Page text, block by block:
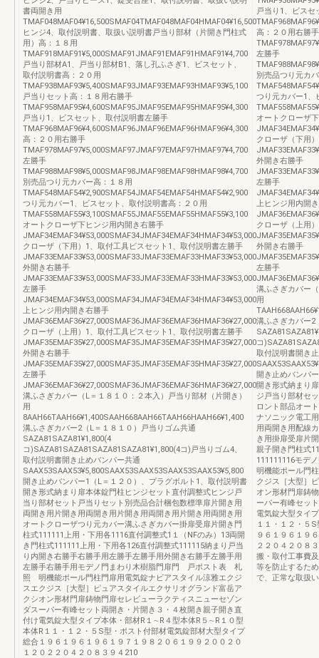
書両開き用
TMAF048MAF04¥16,500SMAF04TMAF048MAF04HMAF04¥16,500
ヒンジ4、取付説明書、取扱い説明書戸当り部材（片開き門柱式
用）高：１８用
TMAF918MAF91¥5,000SMAF91JMAF91EMAF91HMAF91¥4,700
戸当り部材A1、戸当り部材B1、落し孔ふさぎ1、ビスセット、
取付説明書高：２０用
TMAF938MAF93¥5,400SMAF93JMAF93EMAF93HMAF93¥5,100
戸当りセット高：１８用右勝手
TMAF958MAF95¥4,600SMAF95JMAF95EMAF95HMAF95¥4,300
戸当り1、ビスセット、取付説明書左勝手
TMAF968MAF96¥4,600SMAF96JMAF96EMAF96HMAF96¥4,300
高：２０用右勝手
TMAF978MAF97¥5,000SMAF97JMAF97EMAF97HMAF97¥4,700
左勝手
TMAF988MAF98¥5,000SMAF98JMAF98EMAF98HMAF98¥4,700
別売品つり元カバー高：１８用
TMAF548MAF54¥2,900SMAF54JMAF54EMAF54HMAF54¥2,900
つり元カバー1、ビスセット、取付説明書高：２０用
TMAF558MAF55¥3,100SMAF55JMAF55EMAF55HMAF55¥3,100
オートクローザ下ヒンジ用内開き右勝手
JMAF34EMAF34¥53,000SMAF34JMAF34EMAF34HMAF34¥53,000
クローザ（下用）1、取付工具ビスセット1、取付説明書左勝手
JMAF33EMAF33¥53,000SMAF33JMAF33EMAF33HMAF33¥53,000
外開き右勝手
JMAF33EMAF33¥53,000SMAF33JMAF33EMAF33HMAF33¥53,000
左勝手
JMAF34EMAF34¥53,000SMAF34JMAF34EMAF34HMAF34¥53,000
上ヒンジ用内開き右勝手
JMAF36EMAF36¥27,000SMAF36JMAF36EMAF36HMAF36¥27,000
クローザ（上用）1、取付工具ビスセット1、取付説明書左勝手
JMAF35EMAF35¥27,000SMAF35JMAF35EMAF35HMAF35¥27,000
外開き右勝手
JMAF35EMAF35¥27,000SMAF35JMAF35EMAF35HMAF35¥27,000
左勝手
JMAF36EMAF36¥27,000SMAF36JMAF36EMAF36HMAF36¥27,000
溝ふさぎカバー（L＝１８１０：２本入）戸当り部材（片開き）
用
8AAH66TAAH66¥1,400SAAH668AAH66TAAH66HAAH66¥1,400
溝ふさぎカバー2（L＝１８１０）戸当りゴム共通
SAZA81SAZA81¥1,800(4
コ)SAZA81SAZA81SAZA81SAZA81¥1,800(4コ)戸当りゴム4、
取付説明書開き止めバンパー共通
SAAX53SAAX53¥5,800SAAX53SAAX53SAAX53SAAX53¥5,800
開き止めバンパー1（L＝１２０）、プラグボルト1、取付説明書
開き形式納まり扉本体錠門柱ヒンジセット直付調整式ヒンジ戸
当り部材セット戸当りセット別売品合計梱包数標準扉片開き用
両開き用片開き用両開き用片開き用両開き用片開き用両開き用
オートクローザつり元カバー溝ふさぎカバー掛扉受扉片開き門
柱式111111上用・下用各1116直付調整式1１（NFのみ）13両開
き門柱式111111上用・下用各126直付調整式111115納まり戸当
り内開き右勝手右勝手用左勝手左勝手用外開き右勝手左勝手用
左勝手右勝手用モデノ門まわり木樹脂門扉門 戸ポスト表 札
照 明機能ポール門柱門扉用電気錠ナビアスタイル涼雅エクジ
スエクジス［大型］ピュアスタイルエクサリオグランド富岳ア
クシオン形材門扉鋳物門扉セレビューラクティスニューセゾン
ダスーパー有峰セット両開き・片開き３・４枚開き親子開き直
付け電気錠大型タイプ本体・部材R１∼R４型本体R５∼R１０型
本体R１１・１２・５S型・ポスト付部材電気錠部材大型タイプ
総合１９６１９６１９６１９７１９８２０６１９９２００２０
１２０２２０４２０８３９４210
戸当り1、ビスセ
高：２０用右勝手
左勝手
別売品つり元カ
つり元カバー1、
オートクローザ
クローザ（下用
外開き右勝手
左勝手
上ヒンジ用内開
クローザ（上用
外開き右勝手
左勝手
溝ふさぎカバー
用
溝ふさぎカバー2
コ
取付説明書開き
開き止めバンパ
開き形式納まり
ジ戸当り部材セ
ロント部品オー
ナソニック電工
用両開き用配線
き用掛扉受扉片
親子開き門柱式
111111116モ
明機能ポール門
クジス［大型］
オン形材門扉鋳
ーパー有峰セッ
電気錠大型タイ
１１・１２・５
９６１９６１９
２２０４２０８
搬・取付工事費
等を防止するた
で、正常な取扱